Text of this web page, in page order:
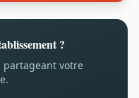
?
partageant votre